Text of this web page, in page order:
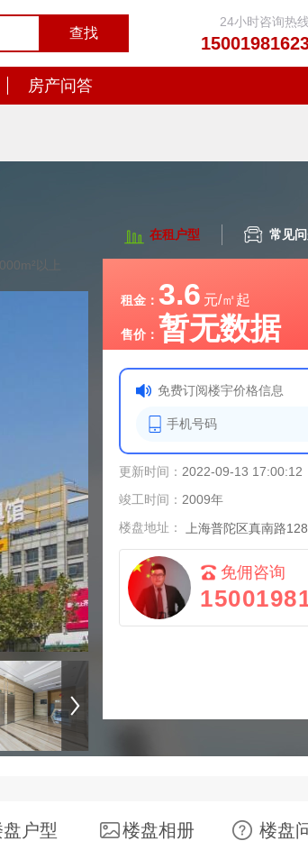
24小时咨询热线
房产问答
以上
在租户型 常见
租金： 3.6 元/㎡起
售价： 暂无数据
免费订阅楼宇价格信息
更新时间： 2022-09-13 17:00:12
竣工时间： 2009年
楼盘地址：
上海普陀区真南路
免佣咨询
户型 楼盘相册 楼盘